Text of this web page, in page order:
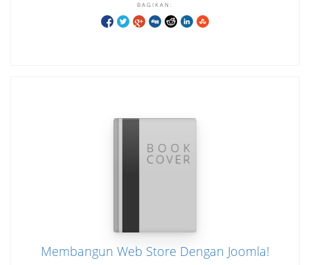
BAGIKAN:
Membangun Web Store Dengan Joomla!